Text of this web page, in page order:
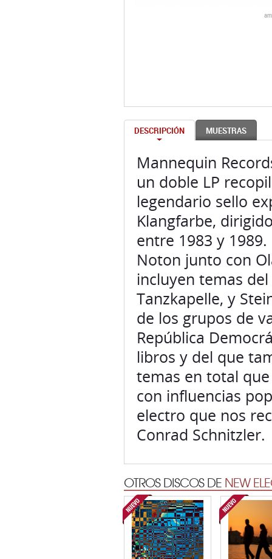
DESCRIPCIÓN MUESTRAS
Mannequin
un doble LP
legendario sello
Klangfarbe,
entre 1983 y
Noton junto con
incluyen temas
Tanzkapelle, y
de los grupos de
República
libros y del que
temas en total
con influencias
electro que nos
Conrad Schnitzler.
OTROS DISCOS DE NEW